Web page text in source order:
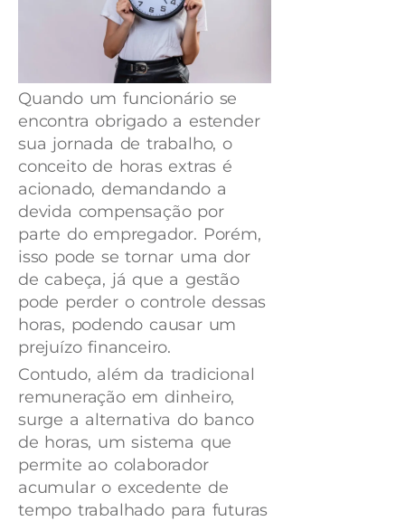
Quando um funcionário se
encontra obrigado a estender
sua jornada de trabalho, o
conceito de horas extras é
acionado, demandando a
devida compensação por
parte do empregador. Porém,
isso pode se tornar uma dor
de cabeça, já que a gestão
pode perder o controle dessas
horas, podendo causar um
prejuízo financeiro.
Contudo, além da tradicional
remuneração em dinheiro,
surge a alternativa do banco
de horas, um sistema que
permite ao colaborador
acumular o excedente de
tempo trabalhado para futuras